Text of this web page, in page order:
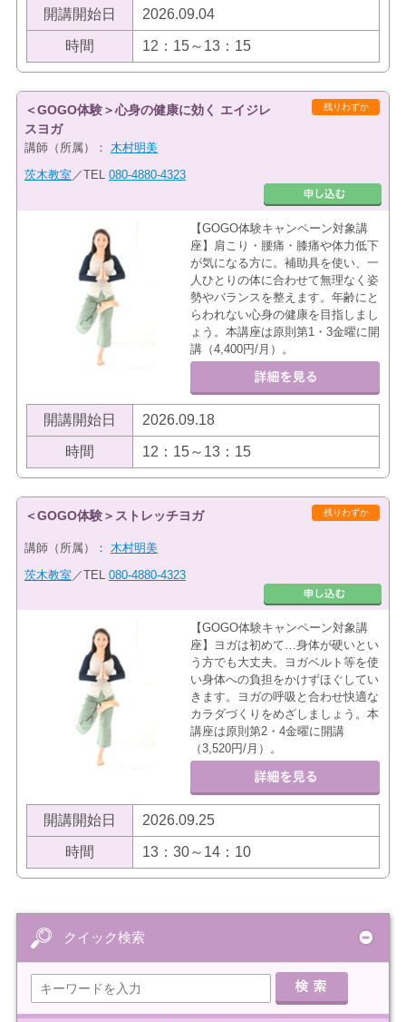
開講開始日 2026.09.04
時間 12：15～13：15
残りわずか
＜GOGO体験＞心身の健康に効く エイジレ
スヨガ
講師（所属）： 木村明美
茨木教室 ／TEL 080-4880-4323
【GOGO体験キャンペーン対象講
座】肩こり・腰痛・膝痛や体力低下
が気になる方に。補助具を使い、一
人ひとりの体に合わせて無理なく姿
勢やバランスを整えます。年齢にと
らわれない心身の健康を目指しまし
ょう。本講座は原則第1・3金曜に開
講（4,400円/月）。
開講開始日 2026.09.18
時間 12：15～13：15
残りわずか
＜GOGO体験＞ストレッチヨガ
講師（所属）： 木村明美
茨木教室 ／TEL 080-4880-4323
【GOGO体験キャンペーン対象講
座】ヨガは初めて…身体が硬いとい
う方でも大丈夫。ヨガベルト等を使
い身体への負担をかけずほぐしてい
きます。ヨガの呼吸と合わせ快適な
カラダづくりをめざしましょう。本
講座は原則第2・4金曜に開講
（3,520円/月）。
開講開始日 2026.09.25
時間 13：30～14：10
クイック検索